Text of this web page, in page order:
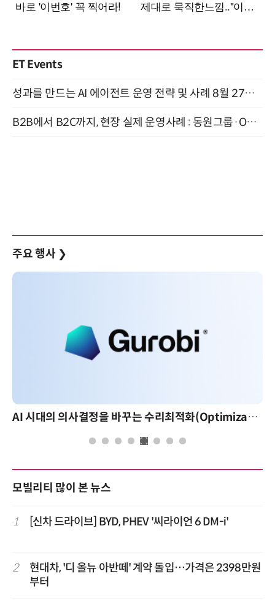
ET Events
성과를 만드는 AI 에이전트 운영 전략 및 사례 8월 27일 개최
B2B에서 B2C까지, 현장 실제 운영사례 : 동원그룹·OCI·다이닝브랜즈그룹·당근 (8/27)
주요 행사 ❯
AI 시대의 의사결정을 바꾸는 수리최적화(Optimization): 실제 산업 적용 사례와 활용 전략
모빌리티 많이 본 뉴스
1 [신차 드라이브] BYD, PHEV '씨라이언 6 DM-i'
2
현대차, '디 올뉴 아반떼' 계약 돌입…가격은 2398만원
부터